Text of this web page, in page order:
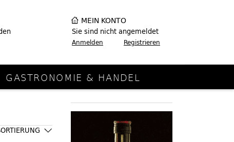
MEIN KONTO
Sie sind nicht angemeldet
Anmelden Registrieren
GASTRONOMIE & HANDEL